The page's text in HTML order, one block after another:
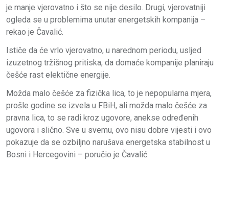
je manje vjerovatno i što se nije desilo. Drugi, vjerovatniji
ogleda se u problemima unutar energetskih kompanija –
rekao je Čavalić.
Ističe da će vrlo vjerovatno, u narednom periodu, usljed
izuzetnog tržišnog pritiska, da domaće kompanije planiraju
češće rast elektične energije.
Možda malo češće za fizička lica, to je nepopularna mjera,
prošle godine se izvela u FBiH, ali možda malo češće za
pravna lica, to se radi kroz ugovore, anekse određenih
ugovora i slično. Sve u svemu, ovo nisu dobre vijesti i ovo
pokazuje da se ozbiljno narušava energetska stabilnost u
Bosni i Hercegovini – poručio je Čavalić.